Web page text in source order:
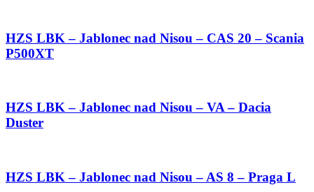
HZS LBK – Jablonec nad Nisou – CAS 20 – Scania
P500XT
HZS LBK – Jablonec nad Nisou – VA – Dacia
Duster
HZS LBK – Jablonec nad Nisou – AS 8 – Praga L